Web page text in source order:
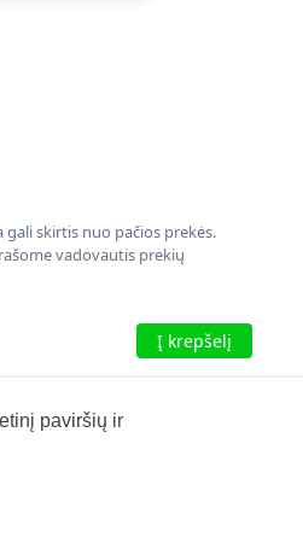
skirtis nuo pačios prekės.
vadovautis prekių
Į krepšelį
paviršių ir